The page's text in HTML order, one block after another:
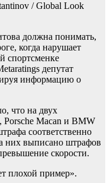
/ Global Look
должна понимать,
когда нарушает
спортсменке
депутат
информацию о
что на двух
Macan и BMW
соответственно
них выписано штрафов
скорости.
плохой пример».